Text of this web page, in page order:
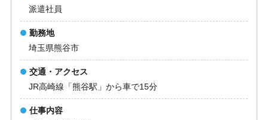
派遣社員
勤務地
埼玉県熊谷市
交通・アクセス
JR高崎線「熊谷駅」から車で15分
仕事内容